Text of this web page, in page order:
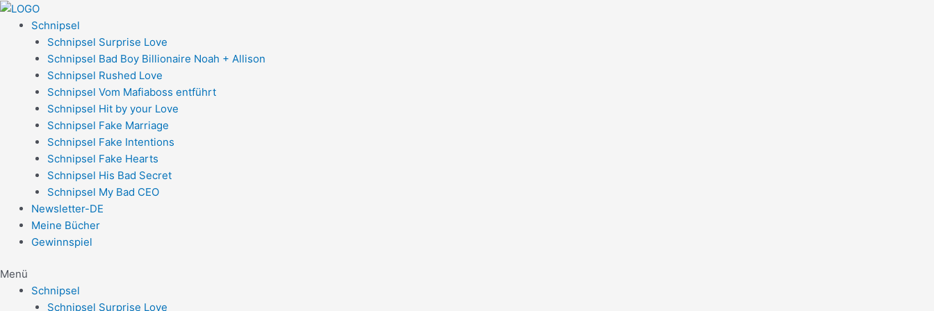
Zum
Inhalt
springen
Schnipsel
Schnipsel Surprise Love
Schnipsel Bad Boy Billionaire Noah + Allison
Schnipsel Rushed Love
Schnipsel Vom Mafiaboss entführt
Schnipsel Hit by your Love
Schnipsel Fake Marriage
Schnipsel Fake Intentions
Schnipsel Fake Hearts
Schnipsel His Bad Secret
Schnipsel My Bad CEO
Newsletter-DE
Meine Bücher
Gewinnspiel
Menü
Schnipsel
Schnipsel Surprise Love